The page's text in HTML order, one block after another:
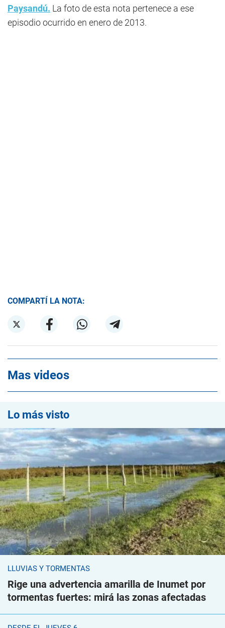
Paysandú. La foto de esta nota pertenece a ese
episodio ocurrido en enero de 2013.
COMPARTÍ LA NOTA:
Mas videos
Lo más visto
LLUVIAS Y TORMENTAS
Rige una advertencia amarilla de Inumet por
tormentas fuertes: mirá las zonas afectadas